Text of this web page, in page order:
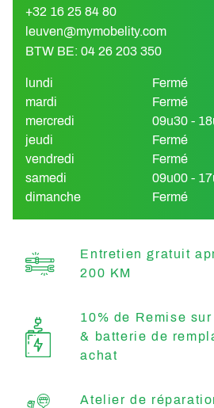
+32 16 25 84 80
leuven@mymobelity.com
BTW BE: 04 26 203 350
lundi
Fermé
mardi
Fermé
mercredi
09u30 -
jeudi
Fermé
vendredi
Fermé
samedi
09u00 -
dimanche
Fermé
Entretien gratuit
200 KM
10% de Remise
& batterie de
achat
Atelier de